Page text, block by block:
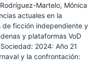
Martelo, Mónica
actuales en la
de ficción independiente y
y plataformas VoD
2024: Año 21
y la confrontación: